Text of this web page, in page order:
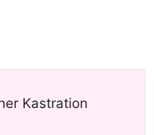
Kastration